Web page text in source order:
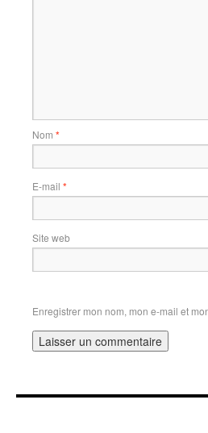
Nom *
E-mail *
Site web
Enregistrer mon nom, mon e-mail et